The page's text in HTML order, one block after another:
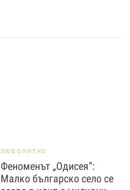
ЛЮБОПИТНО
Феноменът „Одисея“:
Малко българско село се